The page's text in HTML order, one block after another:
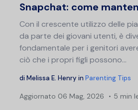
Snapchat: come
Con il crescente utilizzo delle
da parte dei giovani utenti, è
fondamentale per i genitori
ciò che i propri figli possono...
di Melissa E. Henry in Parenting Tips
Aggiornato 06 Mag, 2026 5 min